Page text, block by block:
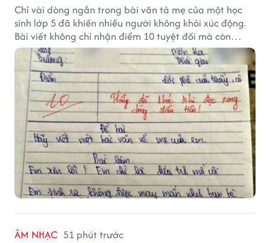
Chỉ vài dòng ngắn trong bài văn tả mẹ của một học
sinh lớp 5 đã khiến nhiều người không khỏi xúc động.
Bài viết không chỉ nhận điểm 10 tuyệt đối mà còn
khiến thầy giáo nghẹn ngào viết lời phê: "Thầy đã
khóc khi đọc xong dòng đầu tiên."
ÂM NHẠC 51 phút trước